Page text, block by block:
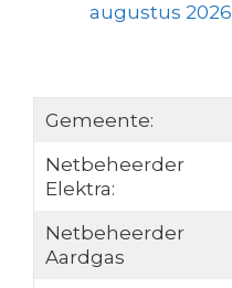
augustus 2026
Gemeente:
Netbeheerder
Elektra:
Netbeheerder
Aardgas